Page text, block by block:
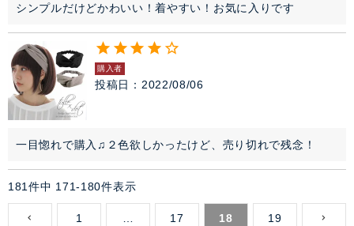
シンプルだけどかわいい！着やすい！お気に入りです
購入者
投稿日 2022/08/06
一目惚れで購入♫２色欲しかったけど、売り切れで残念！
181件中 171-180件表示
1 17 18 19